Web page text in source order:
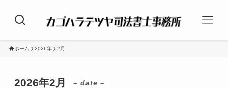
ホーム 2026年 2月
2026年2月 – date –